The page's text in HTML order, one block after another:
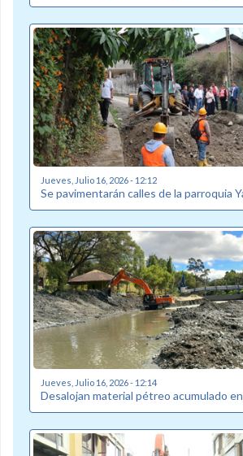
Jueves, Julio 16, 2026 - 12:12
Se pavimentarán calles de la parroquia
Jueves, Julio 16, 2026 - 12:14
Desalojan material pétreo acumulado